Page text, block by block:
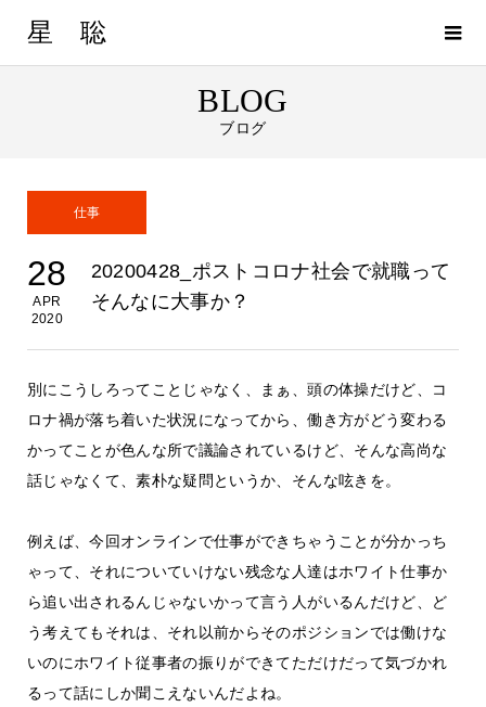
星 聡
BLOG
ブログ
仕事
28
APR
2020
20200428_ポストコロナ社会で就職って
そんなに大事か？
別にこうしろってことじゃなく、まぁ、頭の体操だけど、コ
ロナ禍が落ち着いた状況になってから、働き方がどう変わる
かってことが色んな所で議論されているけど、そんな高尚な
話じゃなくて、素朴な疑問というか、そんな呟きを。
例えば、今回オンラインで仕事ができちゃうことが分かっち
ゃって、それについていけない残念な人達はホワイト仕事か
ら追い出されるんじゃないかって言う人がいるんだけど、ど
う考えてもそれは、それ以前からそのポジションでは働けな
いのにホワイト従事者の振りができてただけだって気づかれ
るって話にしか聞こえないんだよね。